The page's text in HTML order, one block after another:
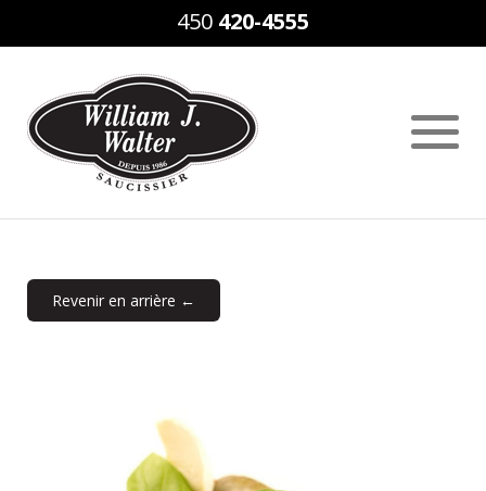
450 420-4555
Revenir en arrière ←